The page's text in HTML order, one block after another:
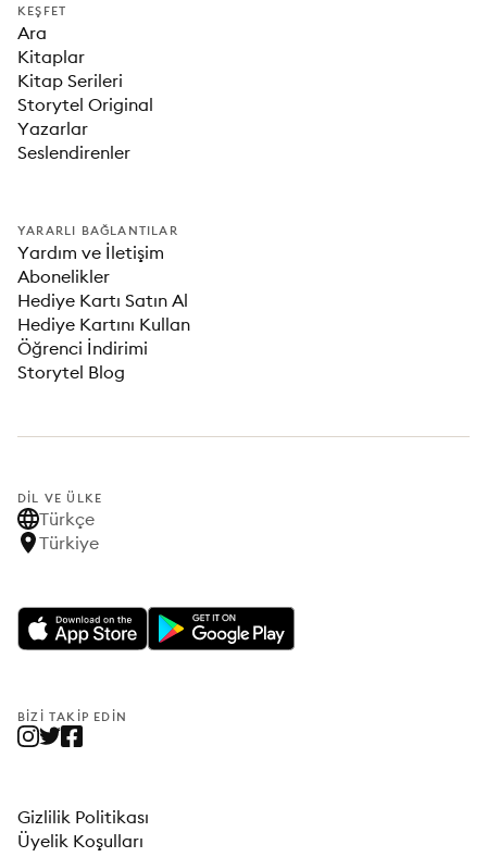
KEŞFET
Ara
Kitaplar
Kitap Serileri
Storytel Original
Yazarlar
Seslendirenler
YARARLI BAĞLANTILAR
Yardım ve İletişim
Abonelikler
Hediye Kartı Satın Al
Hediye Kartını Kullan
Öğrenci İndirimi
Storytel Blog
DIL VE ÜLKE
Türkçe
Türkiye
BIZI TAKIP EDIN
Gizlilik Politikası
Üyelik Koşulları